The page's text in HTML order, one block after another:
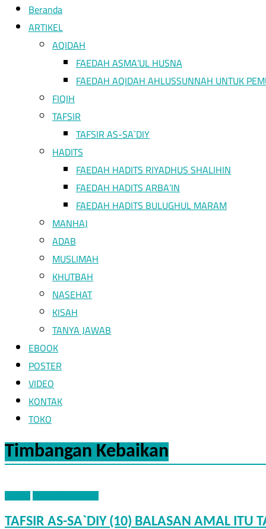
bagian
ajaran
Beranda
ARTIKEL
AQIDAH
FAEDAH ASMA’UL HUSNA
FAEDAH AQIDAH AHLUSSUNNAH UNTUK
FIQIH
TAFSIR
TAFSIR AS-SA`DIY
HADITS
FAEDAH HADITS RIYADHUS SHALIHIN
FAEDAH HADITS ARBA’IN
FAEDAH HADITS BULUGHUL MARAM
MANHAJ
ADAB
MUSLIMAH
KHUTBAH
NASEHAT
KISAH
TANYA JAWAB
EBOOK
POSTER
VIDEO
KONTAK
TOKO
Timbangan Kebaikan
TAFSIR AS-SA`DIY (10) BALASAN AMAL ITU